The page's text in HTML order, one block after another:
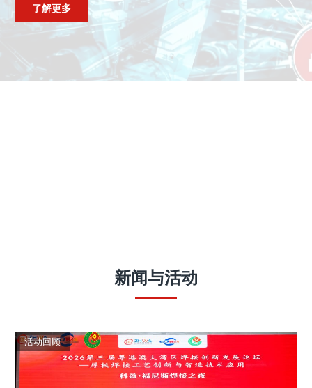
了解更多
新闻与活动
活动回顾